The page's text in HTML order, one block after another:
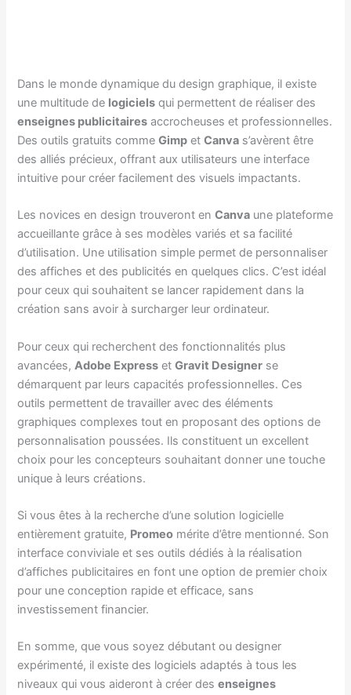
Dans le monde dynamique du design graphique, il existe
une multitude de logiciels qui permettent de réaliser des
enseignes publicitaires accrocheuses et professionnelles.
Des outils gratuits commeGimp etCanva s’avèrent être
des alliés précieux, offrant aux utilisateurs une interface
intuitive pour créer facilement des visuels impactants.
Les novices en design trouveront enCanva une plateforme
accueillante grâce à ses modèles variés et sa facilité
d’utilisation. Une utilisation simple permet de personnaliser
des affiches et des publicités en quelques clics. C’est idéal
pour ceux qui souhaitent se lancer rapidement dans la
création sans avoir à surcharger leur ordinateur.
Pour ceux qui recherchent des fonctionnalités plus
avancées,Adobe Express etGravit Designer se
démarquent par leurs capacités professionnelles. Ces
outils permettent de travailler avec des éléments
graphiques complexes tout en proposant des options de
personnalisation poussées. Ils constituent un excellent
choix pour les concepteurs souhaitant donner une touche
unique à leurs créations.
Si vous êtes à la recherche d’une solution logicielle
entièrement gratuite, Promeo mérite d’être mentionné. Son
interface conviviale et ses outils dédiés à la réalisation
d’affiches publicitaires en font une option de premier choix
pour une conception rapide et efficace, sans
investissement financier.
En somme, que vous soyez débutant ou designer
expérimenté, il existe des logiciels adaptés à tous les
niveaux qui vous aideront à créer desenseignes